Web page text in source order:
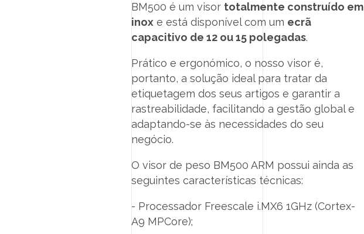
BM500 é um visor totalmente construído em
inox e está disponível com um ecrã
capacitivo de 12 ou 15 polegadas.
Prático e ergonómico, o nosso visor é,
portanto, a solução ideal para tratar da
etiquetagem dos seus artigos e garantir a
rastreabilidade, facilitando a gestão global e
adaptando-se às necessidades do seu
negócio.
O visor de peso BM500 ARM possui ainda as
seguintes características técnicas:
- Processador Freescale i.MX6 1GHz (Cortex-
A9 MPCore);